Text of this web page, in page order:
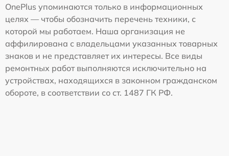
OnePlus упоминаются только в информационных
целях — чтобы обозначить перечень техники, с
которой мы работаем. Наша организация не
аффилирована с владельцами указанных товарных
знаков и не представляет их интересы. Все виды
ремонтных работ выполняются исключительно на
устройствах, находящихся в законном гражданском
обороте, в соответствии со ст. 1487 ГК РФ.